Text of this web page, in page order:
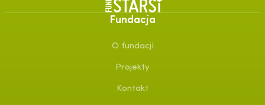
Fundacja
O fundacji
Projekty
Kontakt